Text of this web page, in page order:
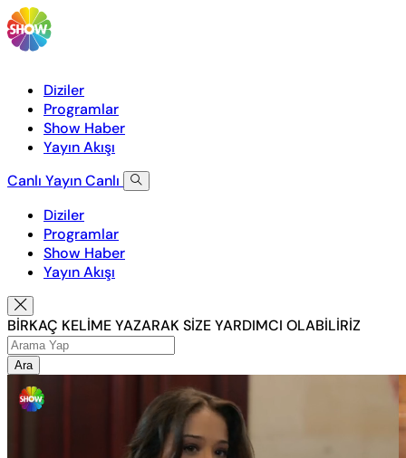
Diziler
Programlar
Show Haber
Yayın Akışı
Canlı YayınCanlı
Diziler
Programlar
Show Haber
Yayın Akışı
BİRKAÇ KELİME YAZARAK SİZE YARDIMCI OLABİLİRİZ
Ara